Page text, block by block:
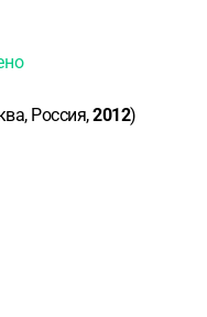
Россия,2012)